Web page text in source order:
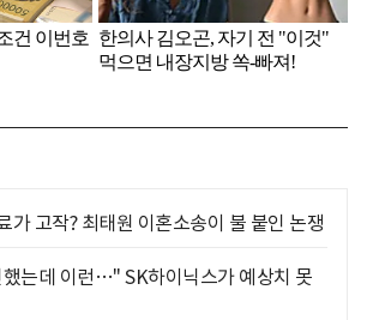
가 고작? 최태원 이혼소송이 불 붙인 논쟁
는데 이런…" SK하이닉스가 예상치 못